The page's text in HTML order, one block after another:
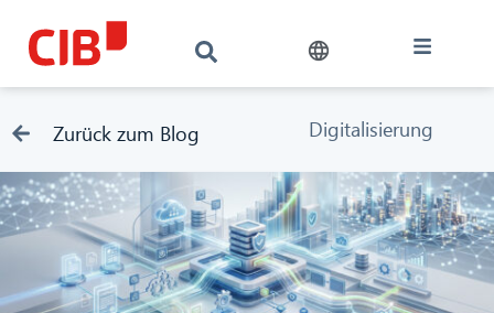
Zurück zum Blog Digitalisierung